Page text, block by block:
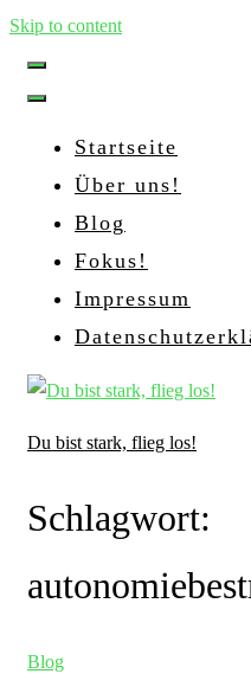
Skip to content
Startseite
Über uns!
Blog
Fokus!
Impressum
Du bist stark, flieg los!
Schlagwort:
Blog